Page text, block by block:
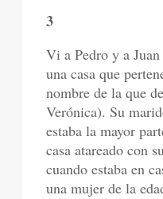
3
Vi a Pedro y a
una casa que
nombre de la que
Verónica). Su
estaba la mayor
casa atareado con
cuando estaba en
una mujer de la